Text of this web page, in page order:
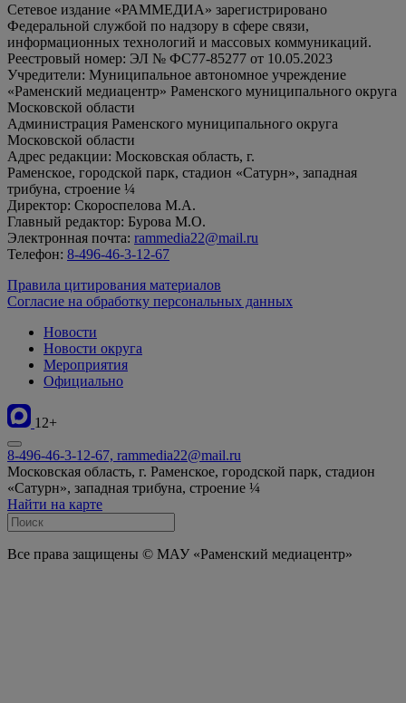
Сетевое издание «РАММЕДИА» зарегистрировано
Федеральной службой по надзору в сфере связи,
информационных технологий и массовых коммуникаций.
Реестровый номер: ЭЛ № ФС77-85277 от 10.05.2023
Учредители: Муниципальное автономное учреждение
«Раменский медиацентр» Раменского муниципального округа
Московской области
Администрация Раменского муниципального округа
Московской области
Адрес редакции: Московская область, г.
Раменское, городской парк, стадион «Сатурн», западная
трибуна, строение ¼
Директор: Скороспелова М.А.
Главный редактор: Бурова М.О.
Электронная почта: rammedia22@mail.ru
Телефон: 8-496-46-3-12-67
Правила цитирования материалов
Согласие на обработку персональных данных
Новости
Новости округа
Мероприятия
Официально
12+
8-496-46-3-12-67, rammedia22@mail.ru
Московская область, г. Раменское, городской парк, стадион
«Сатурн», западная трибуна, строение ¼
Найти на карте
Все права защищены © МАУ «Раменский медиацентр»